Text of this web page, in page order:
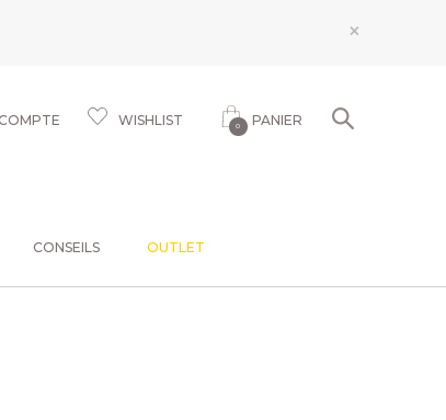
×
WISHLIST 0 PANIER
CONSEILS OUTLET